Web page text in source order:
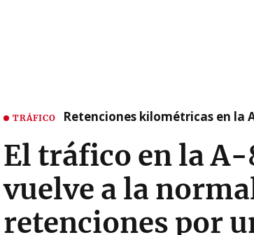
TRÁFICO Retenciones kilométricas en la
El tráfico en la
vuelve a la
retenciones por